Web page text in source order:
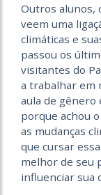
Outros alunos,
veem uma
climáticas e
passou os
visitantes do
a trabalhar em
aula de gênero
porque achou
as mudanças
que cursar
melhor de seu
influenciar sua